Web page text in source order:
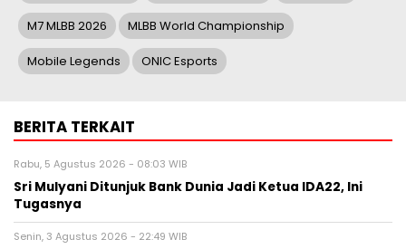
M7 MLBB 2026 MLBB World Championship
Mobile Legends ONIC Esports
BERITA TERKAIT
Rabu, 5 Agustus 2026 - 08:03 WIB
Sri Mulyani Ditunjuk Bank Dunia Jadi Ketua IDA22, Ini
Tugasnya
Senin, 3 Agustus 2026 - 22:49 WIB